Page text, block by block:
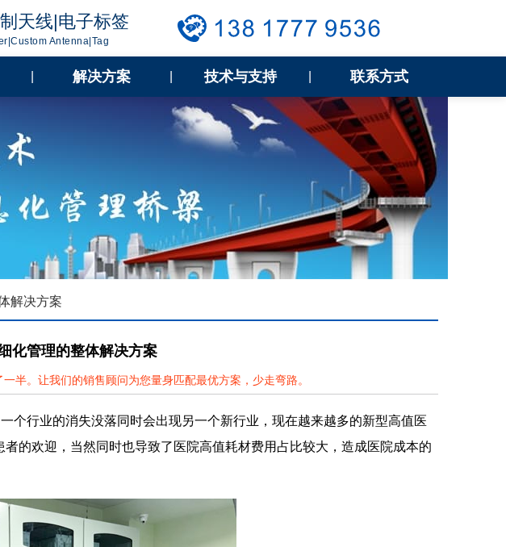
天线|电子标签
Antenna|Tag
解决方案 技术与支持 联系方式
解决方案
化管理的整体解决方案
半。让我们的销售顾问为您量身匹配最优方案，少走弯路。
个行业的消失没落同时会出现另一个新行业，现在越来越多的新型高值医
的欢迎，当然同时也导致了医院高值耗材费用占比较大，造成医院成本的